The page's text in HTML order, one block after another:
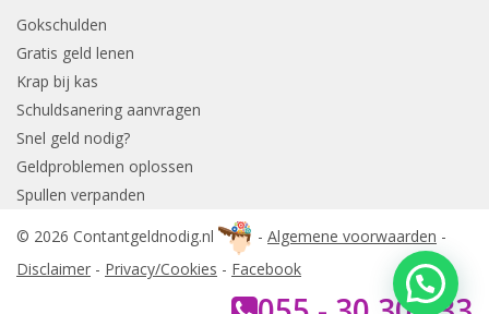
Gokschulden
Gratis geld lenen
Krap bij kas
Schuldsanering aanvragen
Snel geld nodig?
Geldproblemen oplossen
Spullen verpanden
© 2026 Contantgeldnodig.nl
- Algemene voorwaarden -
Disclaimer - Privacy/Cookies - Facebook